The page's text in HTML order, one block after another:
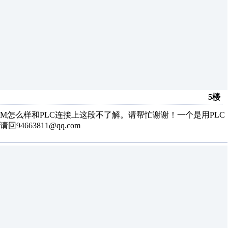
5楼
么样和PLC连接上这段不了解。请帮忙谢谢！一个是用PLC
回94663811@qq.com